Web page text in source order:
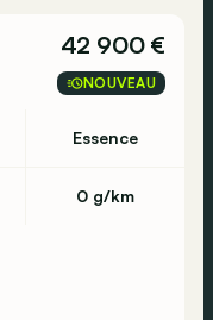
42 900 €
NOUVEAU
Essence
0 g/km